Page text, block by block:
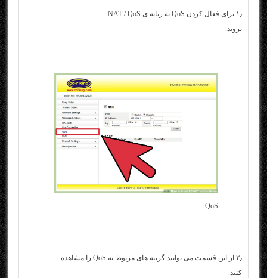
۱٫ برای فعال کردن QoS به زبانه ی NAT / QoS
بروید.
QoS
۲٫ از این قسمت می توانید گزینه های مربوط به QoS را مشاهده
کنید.